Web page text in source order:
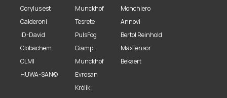
Corylus est
Calderoni
ID-David
Globachem
OLMI
HUWA-SAN©
Munckhof
Tesrete
PulsFog
Giampi
Munckhof
Evrosan
Królik
Monchiero
Annovi
Bertol Reinhold
MaxTensor
Bekaert